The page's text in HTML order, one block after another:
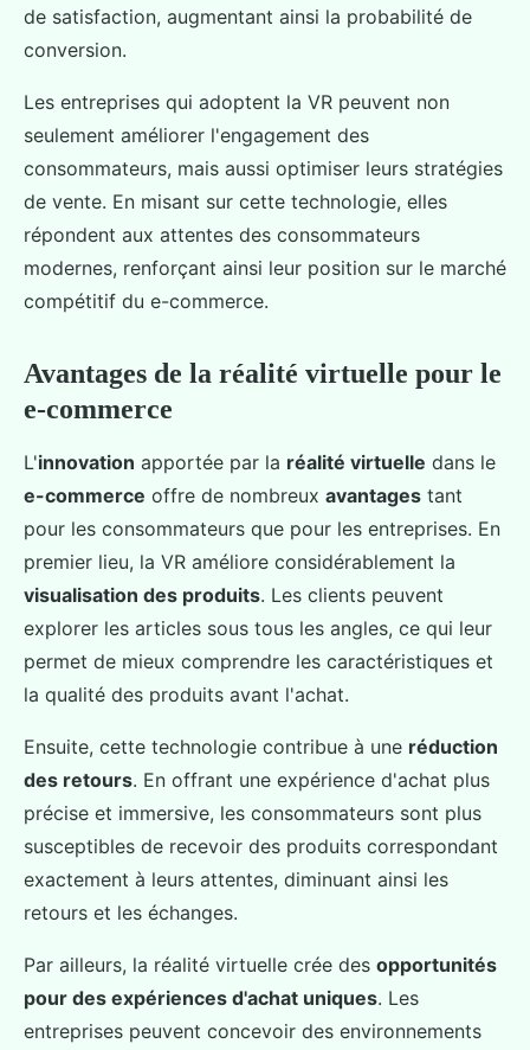
de satisfaction, augmentant ainsi la probabilité de
conversion.
Les entreprises qui adoptent la VR peuvent non
seulement améliorer l'engagement des
consommateurs, mais aussi optimiser leurs stratégies
de vente. En misant sur cette technologie, elles
répondent aux attentes des consommateurs
modernes, renforçant ainsi leur position sur le marché
compétitif du e-commerce.
Avantages de la réalité virtuelle pour le
e-commerce
L'innovation apportée par la réalité virtuelle dans le
e-commerce offre de nombreux avantages tant
pour les consommateurs que pour les entreprises. En
premier lieu, la VR améliore considérablement la
visualisation des produits. Les clients peuvent
explorer les articles sous tous les angles, ce qui leur
permet de mieux comprendre les caractéristiques et
la qualité des produits avant l'achat.
Ensuite, cette technologie contribue à une réduction
des retours. En offrant une expérience d'achat plus
précise et immersive, les consommateurs sont plus
susceptibles de recevoir des produits correspondant
exactement à leurs attentes, diminuant ainsi les
retours et les échanges.
Par ailleurs, la réalité virtuelle crée des opportunités
pour des expériences d'achat uniques. Les
entreprises peuvent concevoir des environnements